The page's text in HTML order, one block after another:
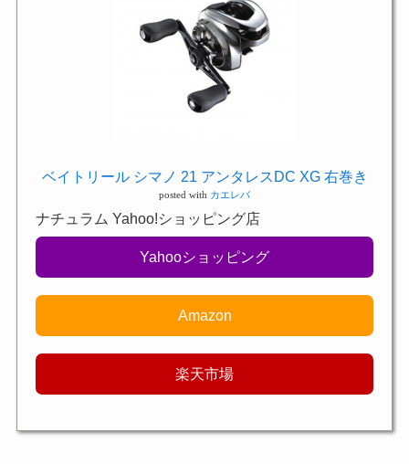
ベイトリール シマノ 21 アンタレスDC XG 右巻き
posted with カエレバ
ナチュラム Yahoo!ショッピング店
Yahooショッピング
Amazon
楽天市場